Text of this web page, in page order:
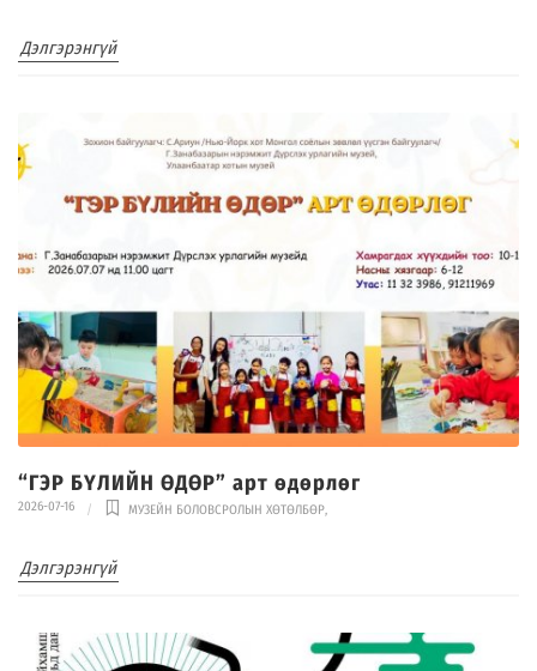
Дэлгэрэнгүй
“ГЭР БҮЛИЙН ӨДӨР” арт өдөрлөг
2026-07-16 МУЗЕЙН БОЛОВСРОЛЫН ХӨТӨЛБӨР,
Дэлгэрэнгүй